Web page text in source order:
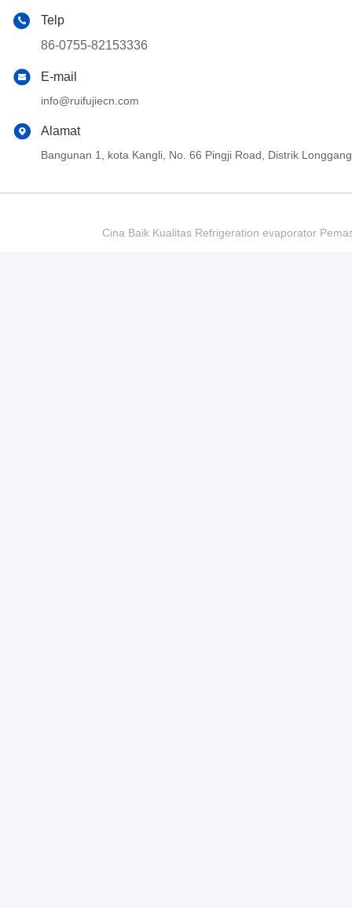
Telp
86-0755-82153336
E-mail
info@ruifujiecn.com
Alamat
Bangunan 1, kota Kangli, No. 66 Pingji Road, Distrik
Cina Baik Kualitas Refrigeration evaporator